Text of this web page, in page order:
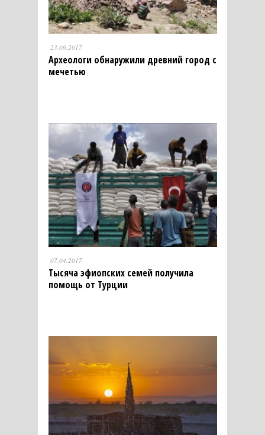
23.06.2017
Археологи обнаружили древний город с
мечетью
07.04.2017
Тысяча эфиопских семей получила
помощь от Турции